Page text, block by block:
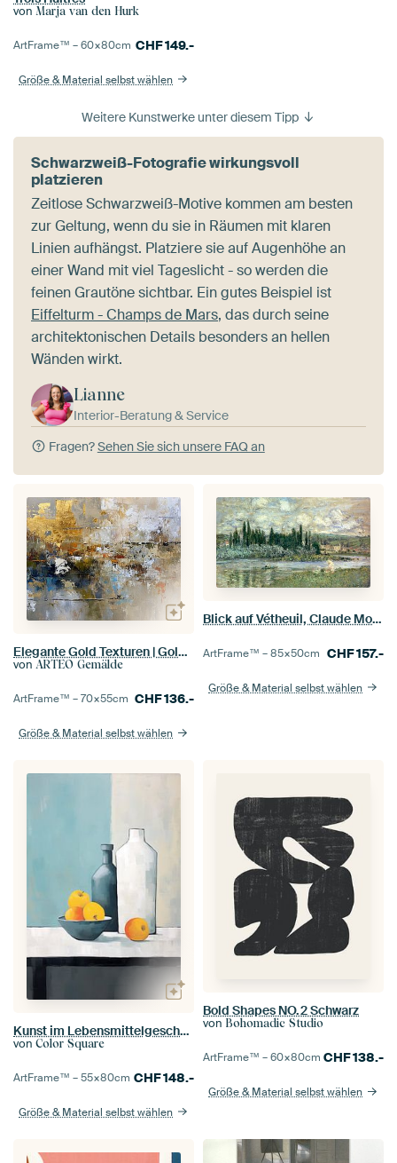
von Marja van den Hurk
ArtFrame™ –60×80cm CHF149.-
Größe & Material selbst wählen
Weitere Kunstwerke unter diesem Tipp
Schwarzweiß-Fotografie wirkungsvoll
platzieren
Zeitlose Schwarzweiß-Motive kommen am besten
zur Geltung, wenn du sie in Räumen mit klaren
Linien aufhängst. Platziere sie auf Augenhöhe an
einer Wand mit viel Tageslicht - so werden die
feinen Grautöne sichtbar. Ein gutes Beispiel ist
Eiffelturm - Champs de Mars, das durch seine
architektonischen Details besonders an hellen
Wänden wirkt.
Lianne
Interior-Beratung & Service
Fragen?Sehen Sie sich unsere FAQ an
Elegante Gold Texturen | Gold Abstrakt
von ARTEO Gemälde
ArtFrame™ –70×55cm CHF136.-
Größe & Material selbst wählen
Blick auf Vétheuil, Claude Monet
ArtFrame™ –85×50cm CHF157.-
Größe & Material selbst wählen
Kunst im Lebensmittelgeschäft
von Color Square
ArtFrame™ –55×80cm CHF148.-
Größe & Material selbst wählen
Bold Shapes NO.2 Schwarz
von Bohomadic Studio
ArtFrame™ –60×80cm CHF138.-
Größe & Material selbst wählen